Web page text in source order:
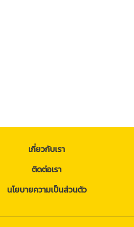
เกี่ยวกับเรา
ติดต่อเรา
นโยบายความเป็นส่วนตัว